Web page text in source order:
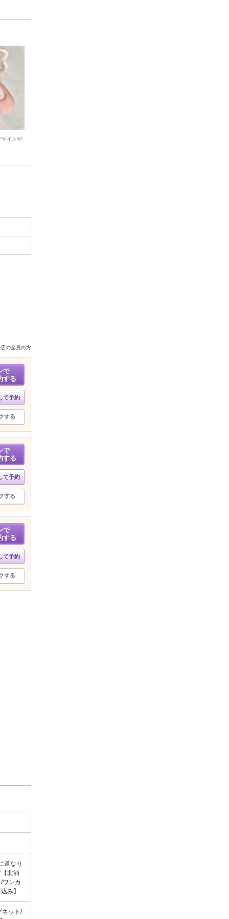
ザインや
の全員の方
で
する
て予約
する
で
する
て予約
する
で
する
て予約
する
道なり
北浦
ワンカ
み】
ネット/